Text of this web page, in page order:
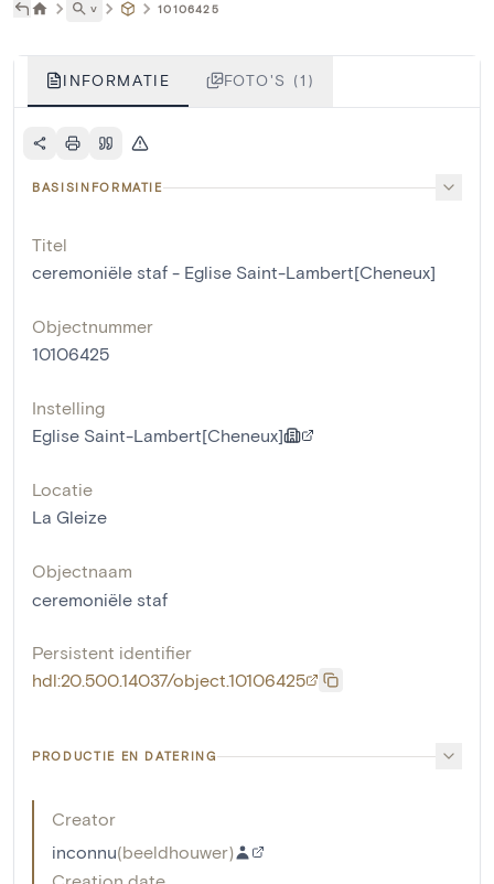
˅ 10106425
INFORMATIE FOTO'S (1)
BASISINFORMATIE
Titel
ceremoniële staf - Eglise Saint-Lambert[Cheneux]
Objectnummer
10106425
Instelling
Eglise Saint-Lambert[Cheneux]
Locatie
La Gleize
Objectnaam
ceremoniële staf
Persistent identifier
hdl:20.500.14037/object.10106425
PRODUCTIE EN DATERING
Creator
inconnu(beeldhouwer)